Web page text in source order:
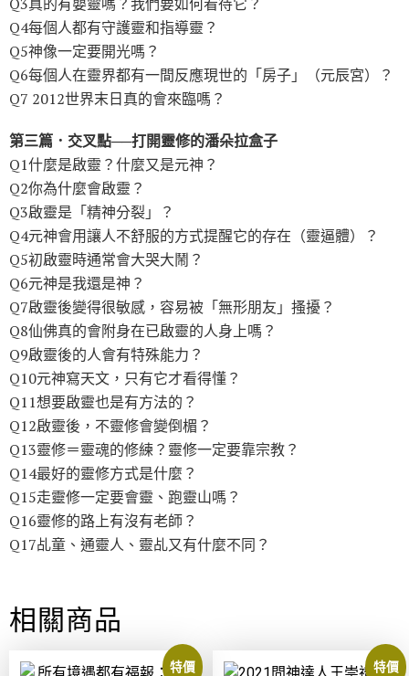
Q4每個人都有守護靈和指導靈？
Q5神像一定要開光嗎？
Q6每個人在靈界都有一間反應現世的「房子」（元辰宮）？
Q7 2012世界末日真的會來臨嗎？
第三篇．交叉點──打開靈修的潘朵拉盒子
Q1什麼是啟靈？什麼又是元神？
Q2你為什麼會啟靈？
Q3啟靈是「精神分裂」？
Q4元神會用讓人不舒服的方式提醒它的存在（靈逼體）？
Q5初啟靈時通常會大哭大鬧？
Q6元神是我還是神？
Q7啟靈後變得很敏感，容易被「無形朋友」搔擾？
Q8仙佛真的會附身在已啟靈的人身上嗎？
Q9啟靈後的人會有特殊能力？
Q10元神寫天文，只有它才看得懂？
Q11想要啟靈也是有方法的？
Q12啟靈後，不靈修會變倒楣？
Q13靈修＝靈魂的修練？靈修一定要靠宗教？
Q14最好的靈修方式是什麼？
Q15走靈修一定要會靈、跑靈山嗎？
Q16靈修的路上有沒有老師？
Q17乩童、通靈人、靈乩又有什麼不同？
相關商品
特價 特價